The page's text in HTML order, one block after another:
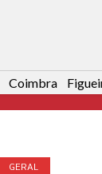
Coimbra
GERAL